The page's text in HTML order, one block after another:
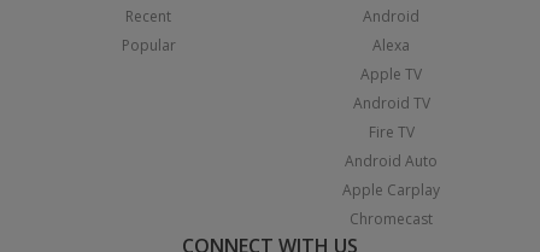
Recent
Popular
Android
Alexa
Apple TV
Android TV
Fire TV
Android Auto
Apple Carplay
Chromecast
CONNECT WITH US